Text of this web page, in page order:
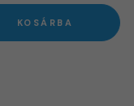
KOSÁRBA